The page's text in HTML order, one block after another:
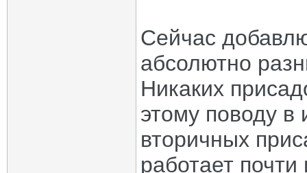
Сейчас
абсолютно
Никаких
этому поводу в
вторичных
работает